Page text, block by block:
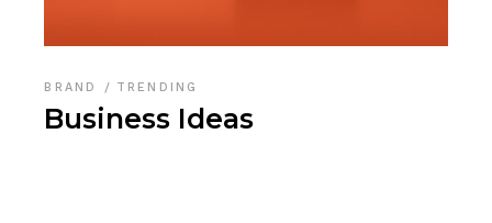
BRAND TRENDING
Business Ideas